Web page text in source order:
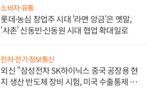
소비자·유통
롯데·농심 창업주 시대 '라면 앙금'은 옛말,
'사촌' 신동빈·신동원 시대 협업 확대일로
전자·전기·정보통신
외신 "삼성전자 SK하이닉스 중국 공장용 현
지 생산 반도체 장비 시험, 미국 수출통제 대